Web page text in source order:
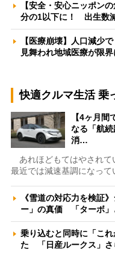
【安全・安心ニッポン
分の1以下に！ 出生数
【医療崩壊】人口減少
見舞われ地域医療が限
快適クルマ生活 乗
【4ヶ月
なる「航
消…
あれほどもてはやされて
最近では減速基調になっ
《雪道の対応力を検証
ー」の真価 「ターボ
乗り込むと同時に「こ
た 「日産ルークス」